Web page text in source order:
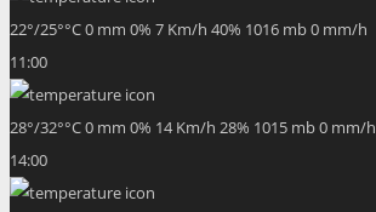
22°/25°°C0 mm 0% 7 Km/h 40% 1016 mb0 mm/h
11:00
28°/32°°C0 mm 0% 14 Km/h 28% 1015 mb0 mm/h
14:00